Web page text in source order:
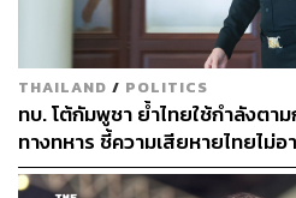
ส่วนได้มีการพูดคุยอะไรกับทหา
กล่าวว่า พวกเขาชิน เพราะตนเอ
ที่ดีใจที่ทุกคนมีขวัญกําลังใจและรู้
ประเทศของเขาอยู่ ดูแล้วไม่มีใค
ซึ่งถือว่าได้รับการฝึกฝนมาอย่างดี
กําลังใจเขาเยอะๆ เพราะเขาเฝ้า
THAILAND / POLITICS
ทบ. โต้กัมพูชา ย้ำไทยใช้กำลังตา
ทางทหาร ชี้ความเสียหายไทยไม่
บิดเบือน